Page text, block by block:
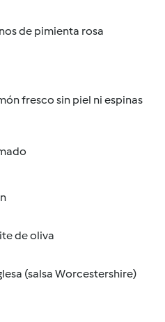
de pimienta rosa
fresco sin piel ni espinas
de oliva
(salsa Worcestershire)